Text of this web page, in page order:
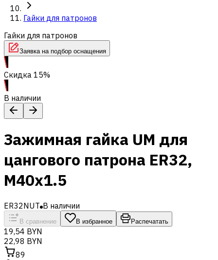
Гайки для патронов
Гайки для патронов
Заявка на подбор оснащения
Скидка 15%
В наличии
Зажимная гайка UM для
цангового патрона ER32,
M40x1.5
ER32NUT В наличии
В сравнение В избранное Распечатать
19,54 BYN
22,98 BYN
89